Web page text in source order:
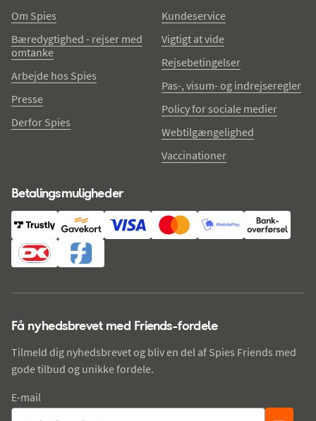
Om Spies
Bæredygtighed - rejser med
omtanke
Arbejde hos Spies
Presse
Derfor Spies
Kundeservice
Vigtigt at vide
Rejsebetingelser
Pas-, visum- og indrejseregler
Policy for sociale medier
Webtilgængelighed
Vaccinationer
Betalingsmuligheder
Få nyhedsbrevet med Friends-fordele
Tilmeld dig nyhedsbrevet og bliv en del af Spies Friends med
gode tilbud og unikke fordele.
E-mail